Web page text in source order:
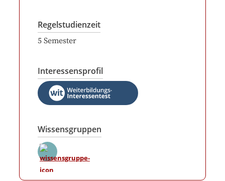
Regelstudienzeit
5 Semester
Interessensprofil
Wissensgruppen